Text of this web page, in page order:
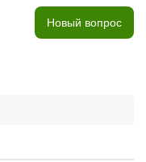
Новый вопрос